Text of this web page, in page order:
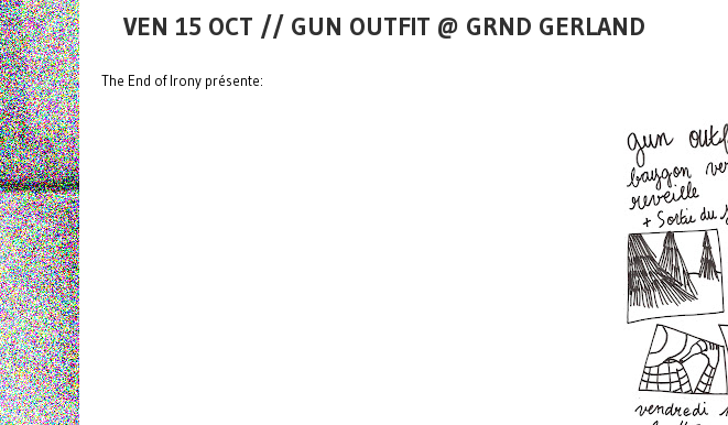
VEN 15 OCT // GUN OUTFIT @ GRND GERLAND
The End of Irony présente: